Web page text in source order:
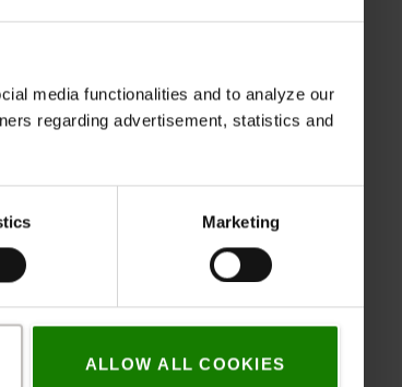
media functionalities and to analyze our
regarding advertisement, statistics and
Marketing
ALLOW ALL COOKIES